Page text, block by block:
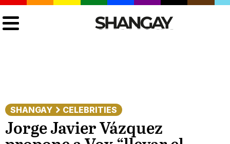
SHANGAY CELEBRITIES
Jorge Javier Vázquez